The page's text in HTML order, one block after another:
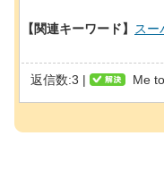
【関連キーワード】 スー
返信数:3 | Me